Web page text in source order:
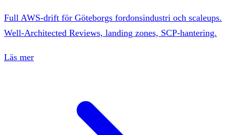
Full AWS-drift för Göteborgs fordonsindustri och scaleups.
Well-Architected Reviews, landing zones, SCP-hantering.
Läs mer